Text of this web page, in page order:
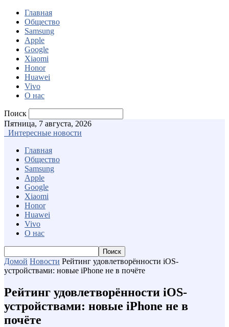
Главная
Общество
Samsung
Apple
Google
Xiaomi
Honor
Huawei
Vivo
О нас
Поиск
Пятница, 7 августа, 2026
Интересные новости
Главная
Общество
Samsung
Apple
Google
Xiaomi
Honor
Huawei
Vivo
О нас
Домой Новости Рейтинг удовлетворённости iOS-
устройствами: новые iPhone не в почёте
Рейтинг удовлетворённости iOS-
устройствами: новые iPhone не в
почёте